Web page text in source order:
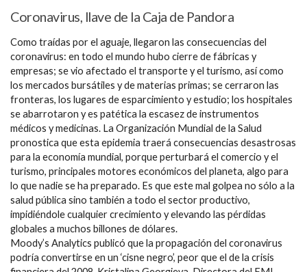
Coronavirus, llave de la Caja de Pandora
Como traídas por el aguaje, llegaron las consecuencias del
coronavirus: en todo el mundo hubo cierre de fábricas y
empresas; se vio afectado el transporte y el turismo, así como
los mercados bursátiles y de materias primas; se cerraron las
fronteras, los lugares de esparcimiento y estudio; los hospitales
se abarrotaron y es patética la escasez de instrumentos
médicos y medicinas. La Organización Mundial de la Salud
pronostica que esta epidemia traerá consecuencias desastrosas
para la economía mundial, porque perturbará el comercio y el
turismo, principales motores económicos del planeta, algo para
lo que nadie se ha preparado. Es que este mal golpea no sólo a la
salud pública sino también a todo el sector productivo,
impidiéndole cualquier crecimiento y elevando las pérdidas
globales a muchos billones de dólares.
Moody’s Analytics publicó que la propagación del coronavirus
podría convertirse en un ‘cisne negro’, peor que el de la crisis